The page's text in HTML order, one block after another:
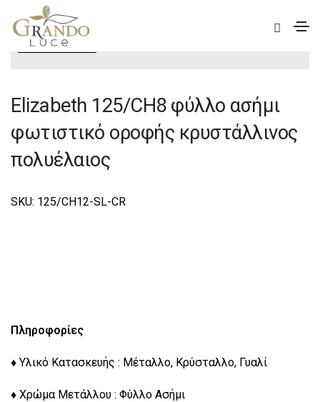
|Elite|Elizabeth
Elizabeth Φωτιστικά Οροφής –
Πολυέλαιοι Elite
Elizabeth 125/CH8 φύλλο ασήμι
φωτιστικό οροφής κρυστάλλινος
πολυέλαιος
SKU: 125/CH12-SL-CR
Πληροφορίες
♦ Υλικό Κατασκευής : Μέταλλο, Κρύσταλλο, Γυαλί
♦ Χρώμα Μετάλλου : Φύλλο Ασήμι